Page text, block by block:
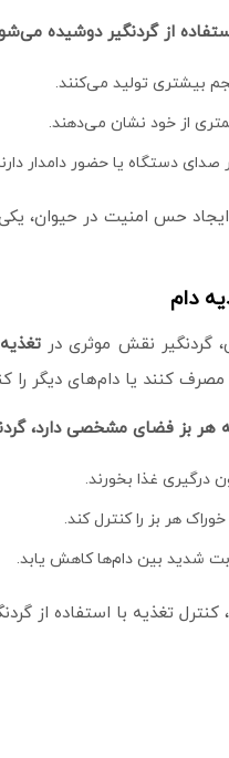
از گردنگیر دوشیده
بیشتری تولید می‌کنند.
از خود نشان می‌دهند.
صدای دستگاه یا حضور دامدار
حس امنیت در حیوان،
دام
گردنگیر نقش موثری در
کنند یا دام‌های دیگر را
هر بز فضای مشخصی دارد،
درگیری غذا بخورند.
هر بز را کنترل کند.
شدید بین دام‌ها کاهش یابد.
تغذیه با استفاده از